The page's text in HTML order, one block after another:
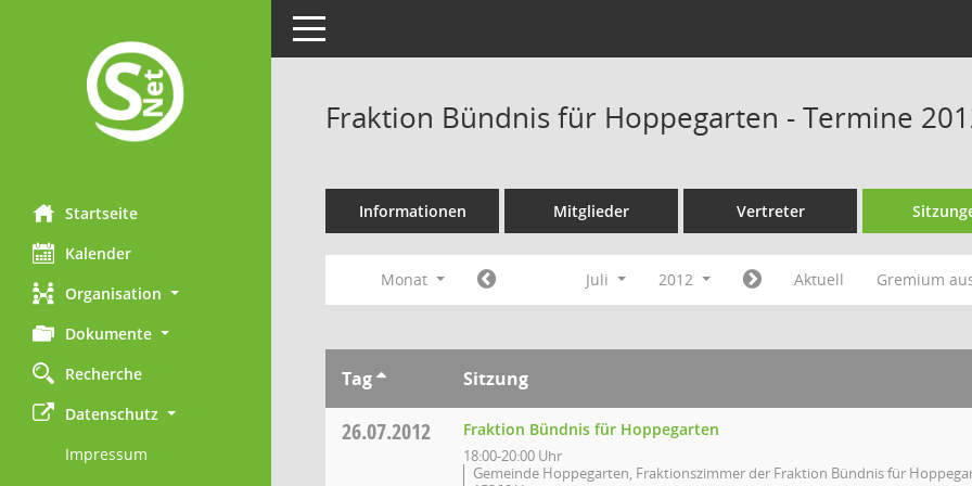
Startseite
Kalender
Organisation
Dokumente
Recherche
Datenschutz
Impressum
Toggle navigation
Fraktion Bündnis für Hoppegarten - Termine
Informationen Mitglieder Vertreter
Monat Juli 2012 Aktuell Gremium
Tag Sitzung
26.07.2012 Fraktion Bündnis für Hoppegarten
18:00-20:00 Uhr
Gemeinde Hoppegarten, Fraktionszimmer der Fraktion Bündnis für